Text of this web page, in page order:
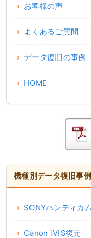
お客様の声
よくあるご質問
データ復旧の事例
HOME
機種別データ復旧事例
SONYハンディカ
Canon iVIS復元